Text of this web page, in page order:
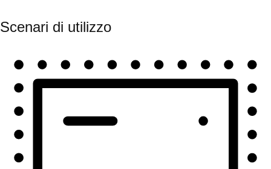
Scenari di utilizzo